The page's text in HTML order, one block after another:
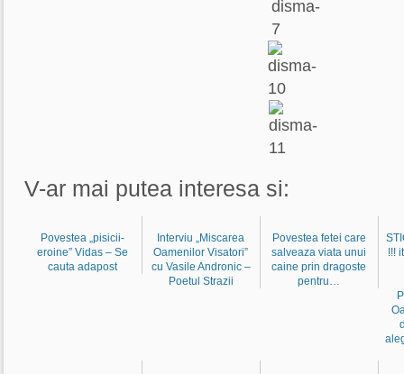
V-ar mai putea interesa si:
Povestea „pisicii-
eroine” Vidas – Se
cauta adapost
Interviu „Miscarea
Oamenilor Visatori”
cu Vasile Andronic –
Poetul Strazii
Povestea fetei care
salveaza viata unui
caine prin dragoste
pentru…
!!!